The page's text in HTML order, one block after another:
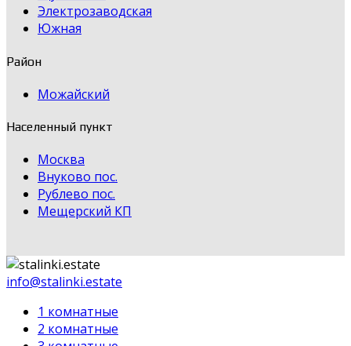
Электрозаводская
Южная
Район
Можайский
Населенный пункт
Москва
Внуково пос.
Рублево пос.
Мещерский КП
info@stalinki.estate
1 комнатные
2 комнатные